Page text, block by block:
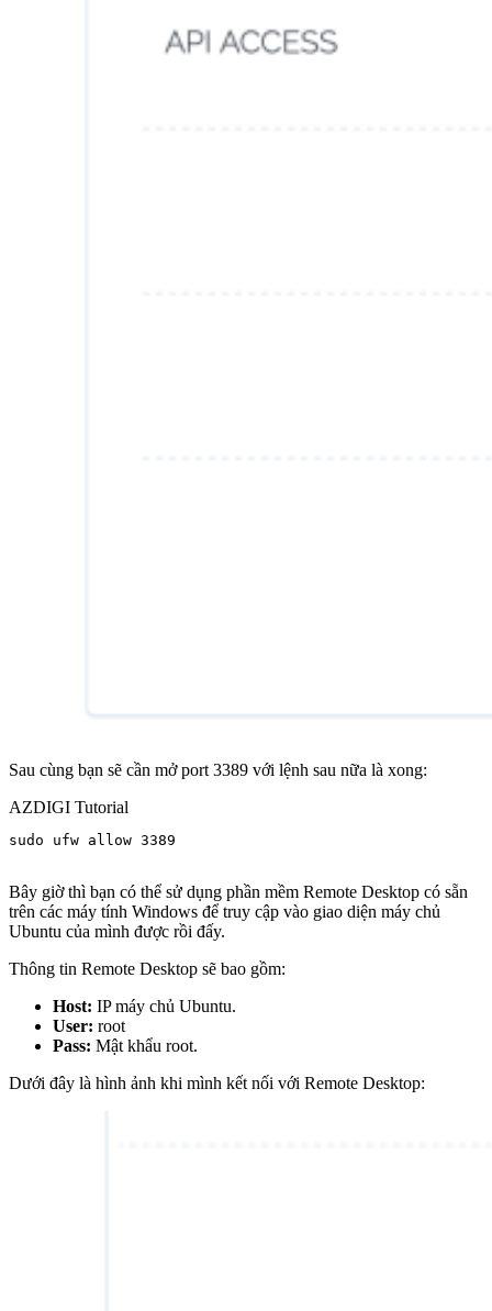
Sau cùng bạn sẽ cần mở port 3389 với lệnh sau nữa là xong:
AZDIGI Tutorial
sudo ufw allow 3389
Bây giờ thì bạn có thể sử dụng phần mềm Remote Desktop có sẵn
trên các máy tính Windows để truy cập vào giao diện máy chủ
Ubuntu của mình được rồi đấy.
Thông tin Remote Desktop sẽ bao gồm:
Host: IP máy chủ Ubuntu.
User: root
Pass: Mật khẩu root.
Dưới đây là hình ảnh khi mình kết nối với Remote Desktop: